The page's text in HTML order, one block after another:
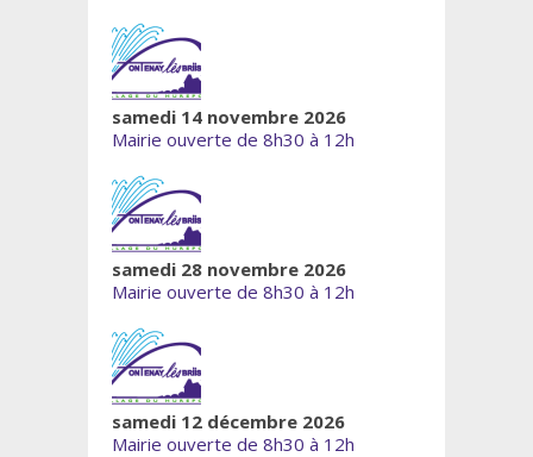
samedi 14 novembre 2026
Mairie ouverte de 8h30 à 12h
samedi 28 novembre 2026
Mairie ouverte de 8h30 à 12h
samedi 12 décembre 2026
Mairie ouverte de 8h30 à 12h